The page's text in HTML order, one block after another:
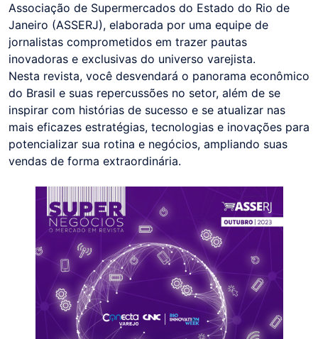
Associação de Supermercados do Estado do Rio de
Janeiro (ASSERJ), elaborada por uma equipe de
jornalistas comprometidos em trazer pautas
inovadoras e exclusivas do universo varejista.
Nesta revista, você desvendará o panorama econômico
do Brasil e suas repercussões no setor, além de se
inspirar com histórias de sucesso e se atualizar nas
mais eficazes estratégias, tecnologias e inovações para
potencializar sua rotina e negócios, ampliando suas
vendas de forma extraordinária.